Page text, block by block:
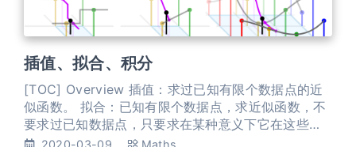
插值、拟合、积分
[TOC] Overview 插值：求过已知有限个数据点的近
似函数。 拟合：已知有限个数据点，求近似函数，不
要求过已知数据点，只要求在某种意义下它在这些点
上的总偏差最小。 插值和拟合都是要根据一组数据构
2020-03-09 Maths